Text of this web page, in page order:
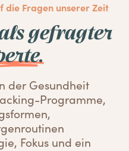
die Fragen unserer Zeit
gefragter
der Gesundheit
Programme,
Fokus und ein